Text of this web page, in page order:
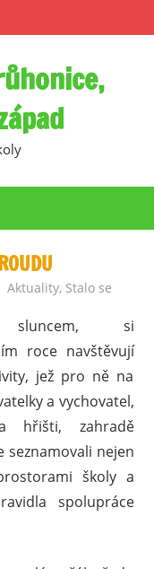
Aktuality, Stalo se
si
roce navštěvují
jež pro ně na
a vychovatel,
hřišti, zahradě
seznamovali nejen
školy a
spolupráce